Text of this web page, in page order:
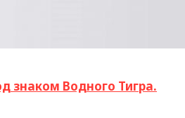
знаком Водного Тигра.